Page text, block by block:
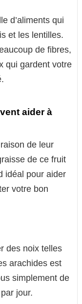
d’aliments qui
et les lentilles.
de fibres,
qui gardent votre
de leur
de ce fruit
idéal pour aider
votre bon
des noix telles
arachides est
simplement de
jour.